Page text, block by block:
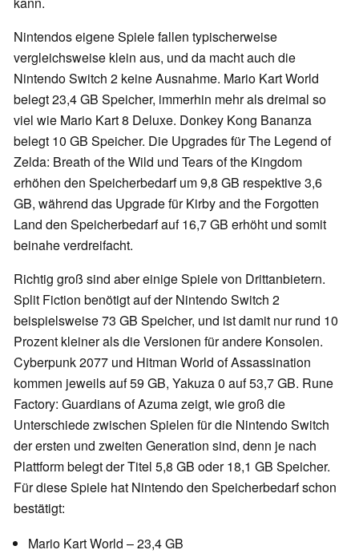
Nintendos eigene Spiele fallen typischerweise
vergleichsweise klein aus, und da macht auch die
Nintendo Switch 2 keine Ausnahme. Mario Kart World
belegt 23,4 GB Speicher, immerhin mehr als dreimal so
viel wie Mario Kart 8 Deluxe. Donkey Kong Bananza
belegt 10 GB Speicher. Die Upgrades für The Legend of
Zelda: Breath of the Wild und Tears of the Kingdom
erhöhen den Speicherbedarf um 9,8 GB respektive 3,6
GB, während das Upgrade für Kirby and the Forgotten
Land den Speicherbedarf auf 16,7 GB erhöht und somit
beinahe verdreifacht.
Richtig groß sind aber einige Spiele von Drittanbietern.
Split Fiction benötigt auf der Nintendo Switch 2
beispielsweise 73 GB Speicher, und ist damit nur rund 10
Prozent kleiner als die Versionen für andere Konsolen.
Cyberpunk 2077 und Hitman World of Assassination
kommen jeweils auf 59 GB, Yakuza 0 auf 53,7 GB. Rune
Factory: Guardians of Azuma zeigt, wie groß die
Unterschiede zwischen Spielen für die Nintendo Switch
der ersten und zweiten Generation sind, denn je nach
Plattform belegt der Titel 5,8 GB oder 18,1 GB Speicher.
Für diese Spiele hat Nintendo den Speicherbedarf schon
bestätigt:
Mario Kart World – 23,4 GB